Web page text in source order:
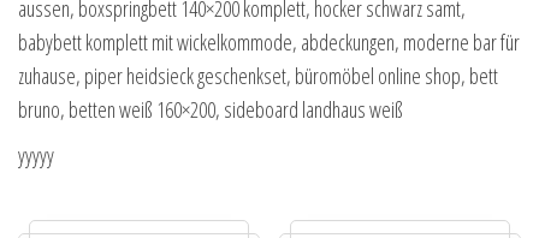
aussen, boxspringbett 140×200 komplett, hocker schwarz samt,
babybett komplett mit wickelkommode, abdeckungen, moderne bar für
zuhause, piper heidsieck geschenkset, büromöbel online shop, bett
bruno, betten weiß 160×200, sideboard landhaus weiß
yyyyy